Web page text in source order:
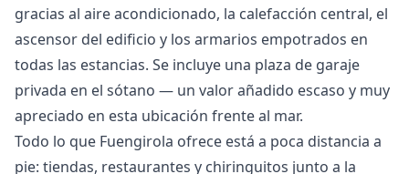
gracias al aire acondicionado, la calefacción central, el
ascensor del edificio y los armarios empotrados en
todas las estancias. Se incluye una plaza de garaje
privada en el sótano — un valor añadido escaso y muy
apreciado en esta ubicación frente al mar.
Todo lo que Fuengirola ofrece está a poca distancia a
pie: tiendas, restaurantes y chiringuitos junto a la